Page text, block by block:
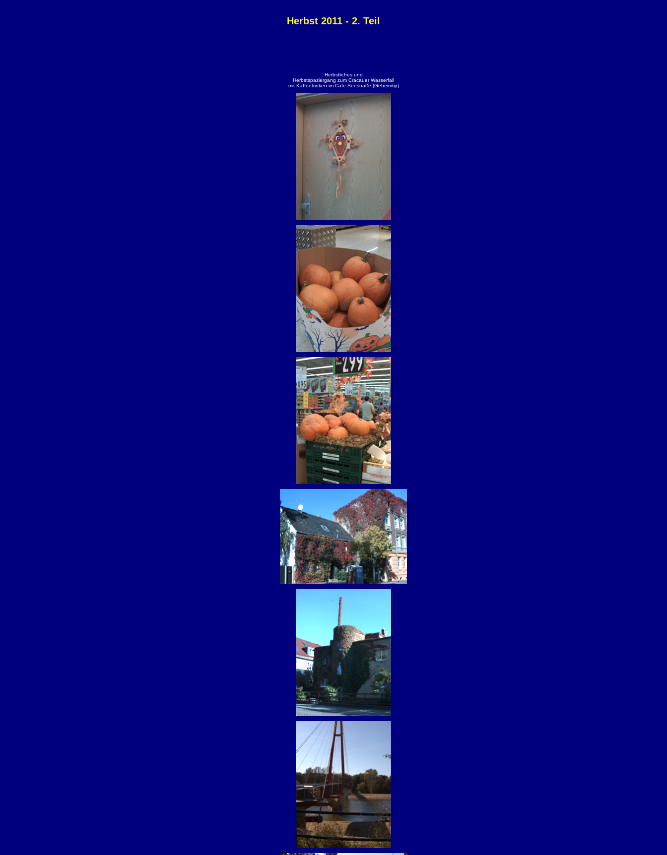
Herbst 2011 - 2. Teil
Herbstliches und
Herbstspaziergang zum Cracauer Wasserfall
mit Kaffeetrinken im Cafe Seestraße (Geheimtip)